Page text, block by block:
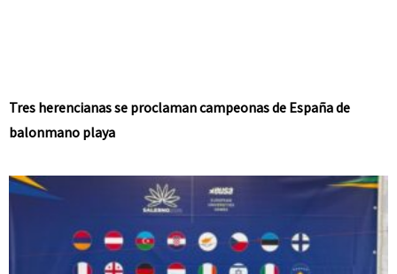
Tres herencianas se proclaman campeonas de España de
balonmano playa